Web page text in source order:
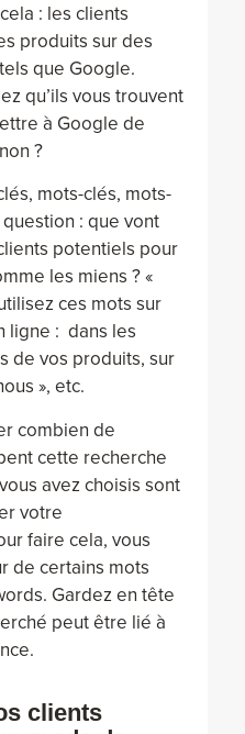
: les clients
produits sur des
que Google.
qu’ils vous trouvent
à Google de
?
mots-clés, mots-
: que vont
potentiels pour
les miens ? «
ces mots sur
ligne : dans les
de vos produits, sur
», etc.
combien de
cette recherche
avez choisis sont
votre
faire cela, vous
de certains mots
Gardez en tête
peut être lié à
clients